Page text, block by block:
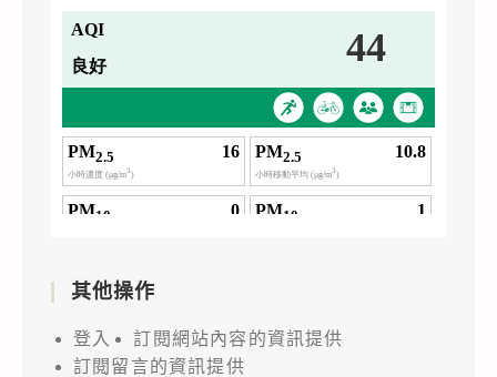
其他操作
登入
訂閱網站內容的資訊提供
訂閱留言的資訊提供